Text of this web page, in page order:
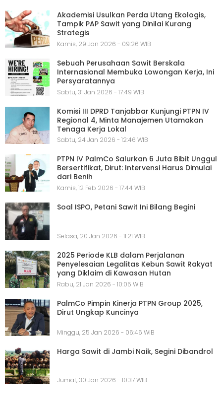
Akademisi Usulkan Perda Utang Ekologis,
Tampik PAP Sawit yang Dinilai Kurang
Strategis
Kamis, 29 Jan 2026 - 09:26 WIB
Sebuah Perusahaan Sawit Berskala
Internasional Membuka Lowongan Kerja, Ini
Persyaratannya
Sabtu, 31 Jan 2026 - 17:49 WIB
Komisi III DPRD Tanjabbar Kunjungi PTPN IV
Regional 4, Minta Manajemen Utamakan
Tenaga Kerja Lokal
Sabtu, 24 Jan 2026 - 12:46 WIB
PTPN IV PalmCo Salurkan 6 Juta Bibit Unggul
Bersertifikat, Dirut: Intervensi Harus Dimulai
dari Benih
Kamis, 12 Feb 2026 - 17:44 WIB
Soal ISPO, Petani Sawit Ini Bilang Begini
Selasa, 20 Jan 2026 - 11:21 WIB
2025 Periode KLB dalam Perjalanan
Penyelesaian Legalitas Kebun Sawit Rakyat
yang Diklaim di Kawasan Hutan
Rabu, 21 Jan 2026 - 10:05 WIB
PalmCo Pimpin Kinerja PTPN Group 2025,
Dirut Ungkap Kuncinya
Minggu, 25 Jan 2026 - 06:46 WIB
Harga Sawit di Jambi Naik, Segini Dibandrol
Jumat, 30 Jan 2026 - 10:37 WIB